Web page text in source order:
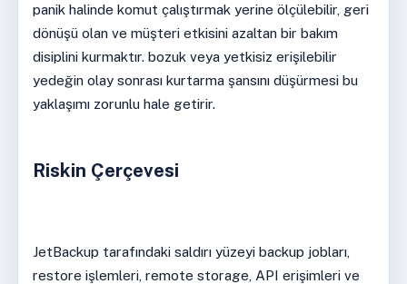
panik halinde komut çalıştırmak yerine ölçülebilir, geri
dönüşü olan ve müşteri etkisini azaltan bir bakım
disiplini kurmaktır. bozuk veya yetkisiz erişilebilir
yedeğin olay sonrası kurtarma şansını düşürmesi bu
yaklaşımı zorunlu hale getirir.
Riskin Çerçevesi
JetBackup tarafındaki saldırı yüzeyi backup jobları,
restore işlemleri, remote storage, API erişimleri ve